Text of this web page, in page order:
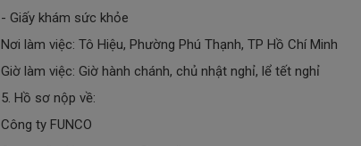
- Giấy khám sức khỏe
Nơi làm việc: Tô Hiệu, Phường Phú Thạnh, TP Hồ Chí Minh
Giờ làm việc: Giờ hành chánh, chủ nhật nghỉ, lể tết nghỉ
5. Hồ sơ nộp về:
Công ty FUNCO